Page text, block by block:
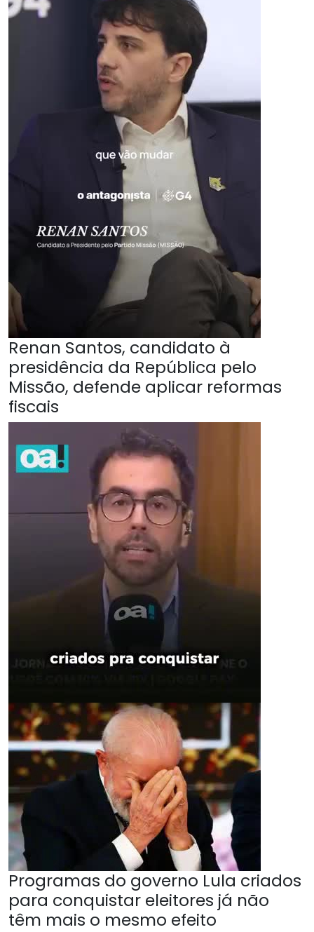
Renan Santos, candidato à
presidência da República pelo
Missão, defende aplicar reformas
fiscais
Programas do governo Lula criados
para conquistar eleitores já não
têm mais o mesmo efeito